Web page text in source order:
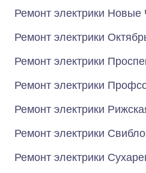
Ремонт электрики
Ремонт электрики
Ремонт электрики
Ремонт электрики
Ремонт электрики
Ремонт электрики
Ремонт электрики